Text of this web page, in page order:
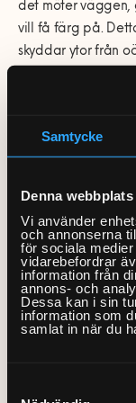
Samtycke
Denna
Vi använder
och annonserna
för sociala
vidarebefordrar
information från
annons- och
Dessa kan i sin
information som
samlat in när du
det möter väggen,
vill få färg på.
skyddar ytor från
Lägg ut täckplast
4. Dags
svåråtkomliga